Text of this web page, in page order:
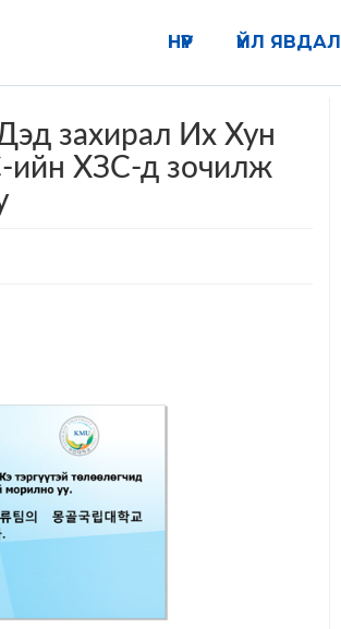
ҮЙЛ ЯВДАЛ
НҮҮР
захирал Их Хун
ийн ХЗС-д зочилж